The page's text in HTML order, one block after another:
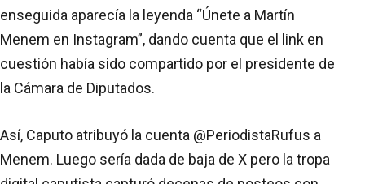
enseguida aparecía la leyenda “Únete a Martín
Menem en Instagram”, dando cuenta que el link en
cuestión había sido compartido por el presidente de
la Cámara de Diputados.
Así, Caputo atribuyó la cuenta @PeriodistaRufus a
Menem. Luego sería dada de baja de X pero la tropa